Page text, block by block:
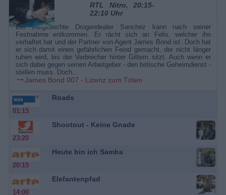
RTL Nitro, 20:15-
22:10 Uhr
Der vielgesuchte Drogendealer Sanchez kann nach seiner
Festnahme entkommen. Er rächt sich an Felix, welcher ihn
verhaftet hat und der Partner von Agent James Bond ist. Doch hat
er sich damit einen gefährlichen Feind gemacht, der nicht länger
ruhen wird, bis der Verbrecher hinter Gittern sitzt. Auch wenn er
sich dabei gegen seinen Arbeitgeber - den britische Geheimdienst -
stellen muss. Doch...
James Bond 007 - Lizenz zum Töten
01:15
Roads
23:20
Shootout - Keine Gnade
20:15
Heute bin ich Samba
14:00
Elefantenpfad